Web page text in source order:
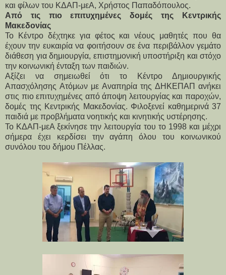
και φίλων του ΚΔΑΠ-μεΑ, Χρήστος Παπαδόπουλος.
Από τις πιο επιτυχημένες δομές της Κεντρικής
Μακεδονίας
Το Κέντρο δέχτηκε για φέτος και νέους μαθητές που θα
έχουν την ευκαιρία να φοιτήσουν σε ένα περιβάλλον γεμάτο
διάθεση για δημιουργία, επιστημονική υποστήριξη και στόχο
την κοινωνική ένταξη των παιδιών.
Αξίζει να σημειωθεί ότι το Κέντρο Δημιουργικής
Απασχόλησης Ατόμων με Αναπηρία της ΔΗΚΕΠΑΠ ανήκει
στις πιο επιτυχημένες από άποψη λειτουργίας και παροχών,
δομές της Κεντρικής Μακεδονίας. Φιλοξενεί καθημερινά 37
παιδιά με προβλήματα νοητικής και κινητικής υστέρησης.
Το ΚΔΑΠ-μεΑ ξεκίνησε την λειτουργία του το 1998 και μέχρι
σήμερα έχει κερδίσει την αγάπη όλου του κοινωνικού
συνόλου του δήμου Πέλλας.